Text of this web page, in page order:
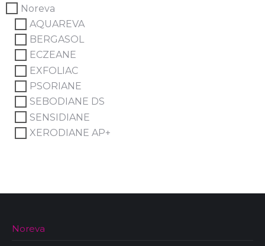
Noreva
AQUAREVA
BERGASOL
ECZEANE
EXFOLIAC
PSORIANE
SEBODIANE DS
SENSIDIANE
XERODIANE AP+
Noreva